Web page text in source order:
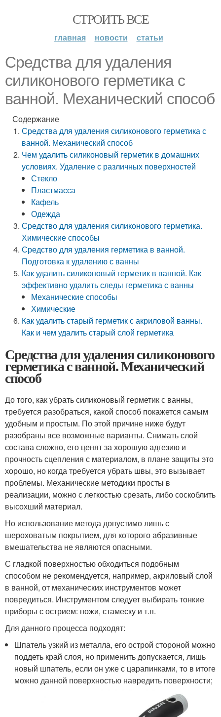
СТРОИТЬ ВСЕ
главная новости статьи
Средства для удаления
силиконового герметика с
ванной. Механический способ
Содержание
Средства для удаления силиконового герметика с
ванной. Механический способ
Чем удалить силиконовый герметик в домашних
условиях. Удаление с различных поверхностей
Стекло
Пластмасса
Кафель
Одежда
Средство для удаления силиконового герметика.
Химические способы
Средство для удаления герметика в ванной.
Подготовка к удалению с ванны
Как удалить силиконовый герметик в ванной. Как
эффективно удалить следы герметика с ванны
Механические способы
Химические
Как удалить старый герметик с акриловой ванны.
Как и чем удалить старый слой герметика
Средства для удаления силиконового
герметика с ванной. Механический
способ
До того, как убрать силиконовый герметик с ванны,
требуется разобраться, какой способ покажется самым
удобным и простым. По этой причине ниже будут
разобраны все возможные варианты. Снимать слой
состава сложно, его ценят за хорошую адгезию и
прочность сцепления с материалом, в плане защиты это
хорошо, но когда требуется убрать швы, это вызывает
проблемы. Механические методики просты в
реализации, можно с легкостью срезать, либо соскоблить
высохший материал.
Но использование метода допустимо лишь с
шероховатым покрытием, для которого абразивные
вмешательства не являются опасными.
С гладкой поверхностью обходиться подобным
способом не рекомендуется, например, акриловый слой
в ванной, от механических инструментов может
повредиться. Инструментом следует выбирать тонкие
приборы с острием: ножи, стамеску и т.п.
Для данного процесса подходят:
Шпатель узкий из металла, его острой стороной можно
поддеть край слоя, но применить допускается, лишь
новый шпатель, если он уже с царапинками, то в итоге
можно данной поверхностью навредить поверхности;